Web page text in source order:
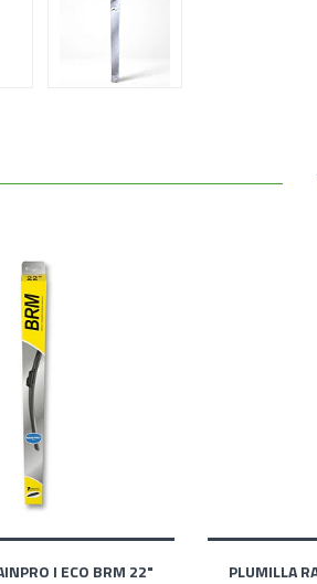
I ECO BRM 22" PLUMILLA